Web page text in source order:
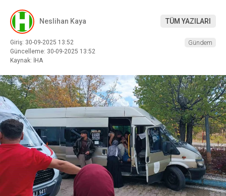
Neslihan Kaya TÜM YAZILARI
Giriş: 30-09-2025 13:52
Güncelleme: 30-09-2025 13:52
Kaynak: İHA
Gündem